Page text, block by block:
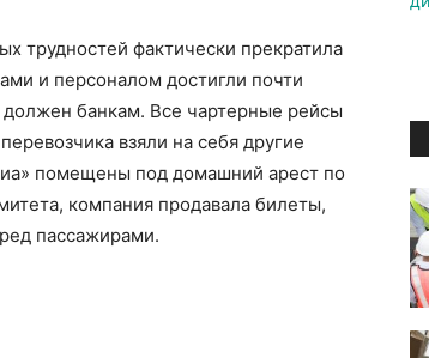
трудностей фактически прекратила
и персоналом достигли почти
банкам. Все чартерные рейсы
взяли на себя другие
помещены под домашний арест по
компания продавала билеты,
пассажирами.